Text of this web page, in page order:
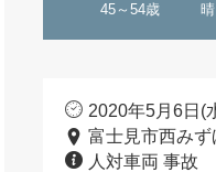
45～54歳 晴
2020年5月6日(
富士見市西み
人対車両 事故